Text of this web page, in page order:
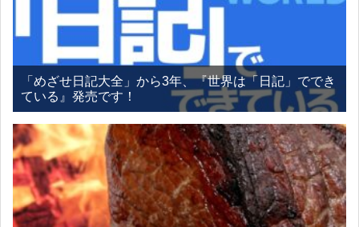
「めざせ日記大全」から3年、『世界は「日記」ででき
ている』発売です！